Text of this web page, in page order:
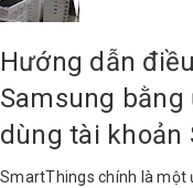
Hướng dẫn
Samsung
dùng tài khoản
SmartThings chính là một